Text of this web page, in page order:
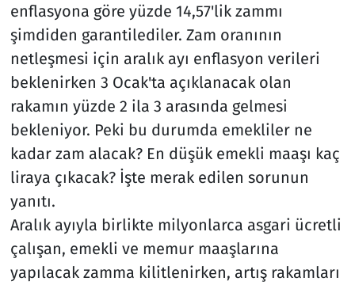
enflasyona göre yüzde 14,57'lik zammı
şimdiden garantilediler. Zam oranının
netleşmesi için aralık ayı enflasyon verileri
beklenirken 3 Ocak'ta açıklanacak olan
rakamın yüzde 2 ila 3 arasında gelmesi
bekleniyor. Peki bu durumda emekliler ne
kadar zam alacak? En düşük emekli maaşı kaç
liraya çıkacak? İşte merak edilen sorunun
yanıtı.
Aralık ayıyla birlikte milyonlarca asgari ücretli
çalışan, emekli ve memur maaşlarına
yapılacak zamma kilitlenirken, artış rakamları
Teknoloji ve Bilim
Televizyon